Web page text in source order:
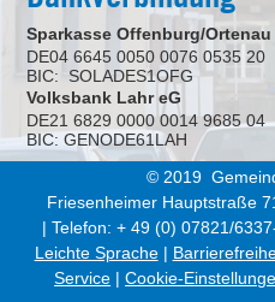
Sparkasse Offenburg/Ortenau
DE04 6645 0050 0076 0535 20
BIC: SOLADES1OFG
Volksbank Lahr eG
DE21 6829 0000 0014 9685 04
BIC: GENODE61LAH
© 2019
Friesenheimer Hauptstraße
| Telefon: + 49 (0) 07821/
Leichte Sprache|
Service |Cookie-